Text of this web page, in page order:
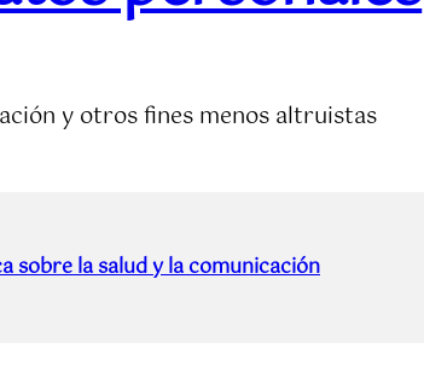
y otros fines menos altruistas
sobre la salud y la comunicación